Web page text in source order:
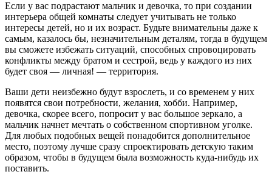
Если у вас подрастают мальчик и девочка, то при создании
интерьера общей комнаты следует учитывать не только
интересы детей, но и их возраст. Будьте внимательны даже к
самым, казалось бы, незначительным деталям, тогда в будущем
вы сможете избежать ситуаций, способных спровоцировать
конфликты между братом и сестрой, ведь у каждого из них
будет своя — личная! — территория.
Ваши дети неизбежно будут взрослеть, и со временем у них
появятся свои потребности, желания, хобби. Например,
девочка, скорее всего, попросит у вас большое зеркало, а
мальчик начнет мечтать о собственном спортивном уголке.
Для любых подобных вещей понадобится дополнительное
место, поэтому лучше сразу спроектировать детскую таким
образом, чтобы в будущем была возможность куда-нибудь их
поставить.